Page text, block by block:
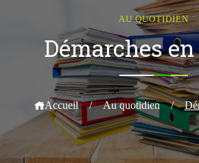
AU QUOTIDIEN
Démarches
Accueil / Au quotidien /